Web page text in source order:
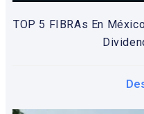
TOP 5 FIBRAs En